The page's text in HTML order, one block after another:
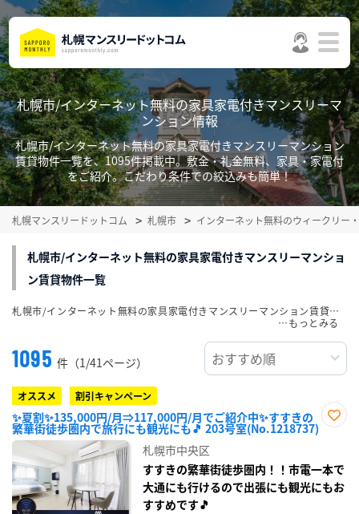
札幌市/インターネット無料の家具家電付きマンスリーマ
ンション情報
札幌市/インターネット無料の家具家電付きマンスリーマンション
賃貸物件一覧を、1095件掲載中。敷金・礼金無料、家具・家電付
をご紹介。こだわり条件での絞込みも簡単！
札幌マンスリードットコム 札幌市 インターネット無料のウィークリー
札幌市/インターネット無料の家具家電付きマンスリーマンショ
ン賃貸物件一覧
1095 件（1/41ページ）
オススメ 割引キャンペーン
✨夏割✨135,000円/月⇒117,000円/月でご紹介中✨すすきの
繁華街徒歩圏内で旅行にも観光にも🎵 203号室(No.1218737)
録
札幌市中央区
すすきの繁華街徒歩圏内！！市電一本で
大通にも行けるので出張にも観光にもお
すすめです🎵
札幌市/インターネット無料の家具家電付きマンスリーマンション賃貸物件一覧を、1095件掲載中。敷金・礼金無料、家具・家電付をご紹介。こだわり条件での絞込みも簡単！
…